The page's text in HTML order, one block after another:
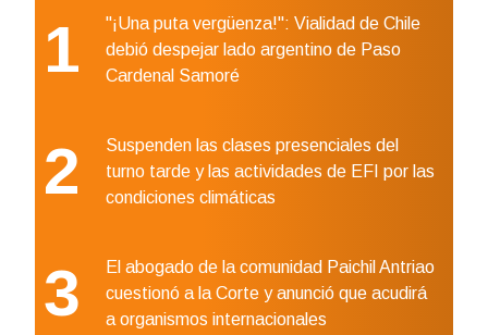
1
"¡Una puta vergüenza!": Vialidad de Chile
debió despejar lado argentino de Paso
Cardenal Samoré
2
Suspenden las clases presenciales del
turno tarde y las actividades de EFI por las
condiciones climáticas
3
El abogado de la comunidad Paichil Antriao
cuestionó a la Corte y anunció que acudirá
a organismos internacionales